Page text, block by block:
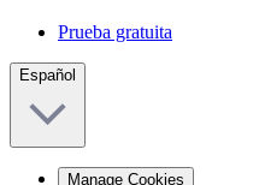
Prueba gratuita
Español
Manage Cookies